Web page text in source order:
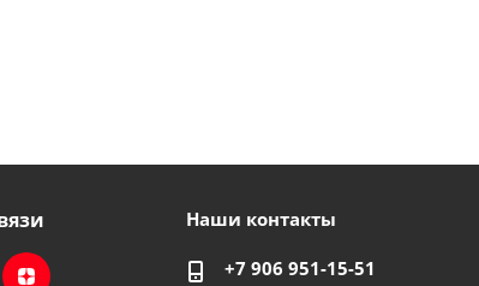
Наши контакты
+7 906 951-15-51